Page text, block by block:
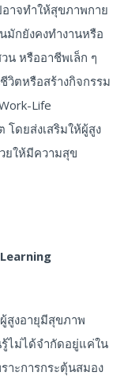
าจทำให้สุขภาพกาย
มักยังคงทำงานหรือ
น หรืออาชีพเล็ก ๆ
วิตหรือสร้างกิจกรรม
Life
โดยส่งเสริมให้ผู้สูง
ยให้มีความสุข
สูงอายุมีสุขภาพ
ไม่ได้จำกัดอยู่แค่ใน
าะการกระตุ้นสมอง